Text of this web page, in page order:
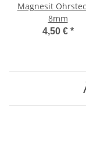
Magnesit
8mm
4,50 € *